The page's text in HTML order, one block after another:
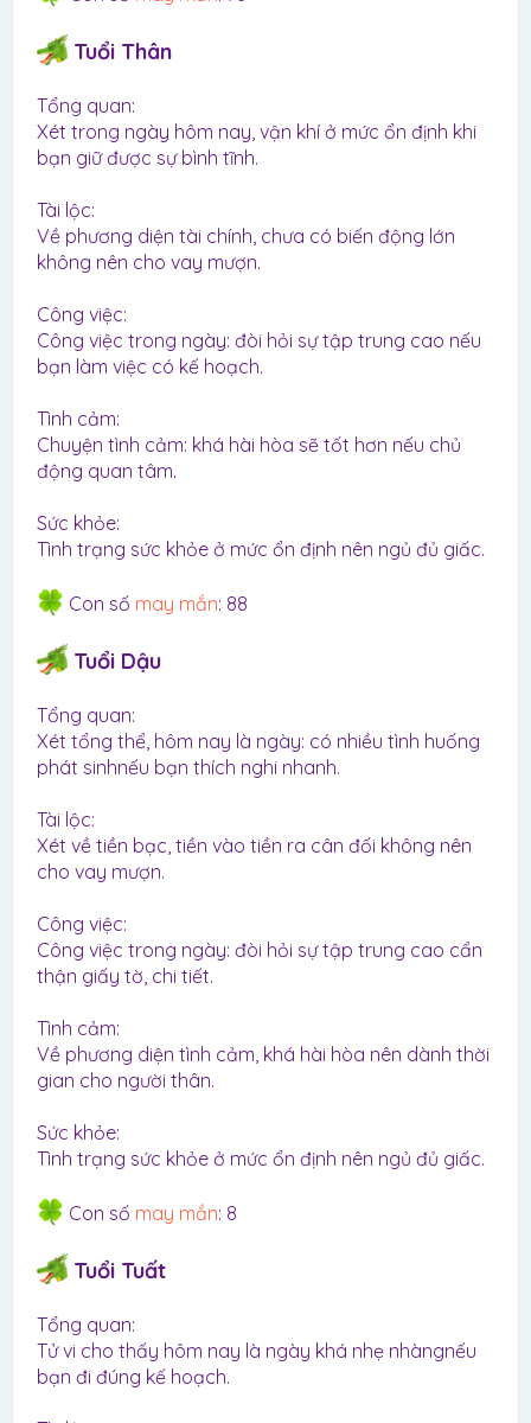
Tuổi Thân
Tổng quan:
Xét trong ngày hôm nay, vận khí ở mức ổn định khi
bạn giữ được sự bình tĩnh.
Tài lộc:
Về phương diện tài chính, chưa có biến động lớn
không nên cho vay mượn.
Công việc:
Công việc trong ngày: đòi hỏi sự tập trung cao nếu
bạn làm việc có kế hoạch.
Tình cảm:
Chuyện tình cảm: khá hài hòa sẽ tốt hơn nếu chủ
động quan tâm.
Sức khỏe:
Tình trạng sức khỏe ở mức ổn định nên ngủ đủ giấc.
Con số may mắn: 88
Tuổi Dậu
Tổng quan:
Xét tổng thể, hôm nay là ngày: có nhiều tình huống
phát sinhnếu bạn thích nghi nhanh.
Tài lộc:
Xét về tiền bạc, tiền vào tiền ra cân đối không nên
cho vay mượn.
Công việc:
Công việc trong ngày: đòi hỏi sự tập trung cao cẩn
thận giấy tờ, chi tiết.
Tình cảm:
Về phương diện tình cảm, khá hài hòa nên dành thời
gian cho người thân.
Sức khỏe:
Tình trạng sức khỏe ở mức ổn định nên ngủ đủ giấc.
Con số may mắn: 8
Tuổi Tuất
Tổng quan:
Tử vi cho thấy hôm nay là ngày khá nhẹ nhàngnếu
bạn đi đúng kế hoạch.